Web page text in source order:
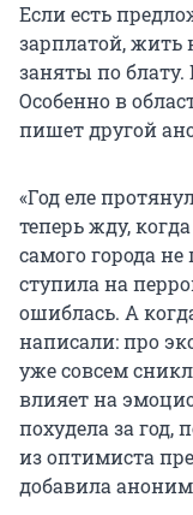
Если есть
зарплатой, жить
заняты по блату.
Особенно в
пишет другой
«Год еле
теперь жду,
самого города
ступила на
ошиблась. А
написали: про
уже совсем
влияет на
похудела за год,
из оптимиста
добавила